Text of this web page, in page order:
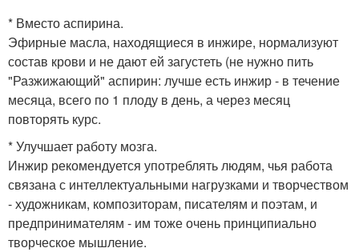
* Вместо аспирина.
Эфирные масла, находящиеся в инжире, нормализуют
состав крови и не дают ей загустеть (не нужно пить
"Разжижающий" аспирин: лучше есть инжир - в течение
месяца, всего по 1 плоду в день, а через месяц
повторять курс.
* Улучшает работу мозга.
Инжир рекомендуется употреблять людям, чья работа
связана с интеллектуальными нагрузками и творчеством
- художникам, композиторам, писателям и поэтам, и
предпринимателям - им тоже очень принципиально
творческое мышление.